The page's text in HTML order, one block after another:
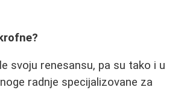
svoju renesansu, pa su tako i u
radnje specijalizovane za